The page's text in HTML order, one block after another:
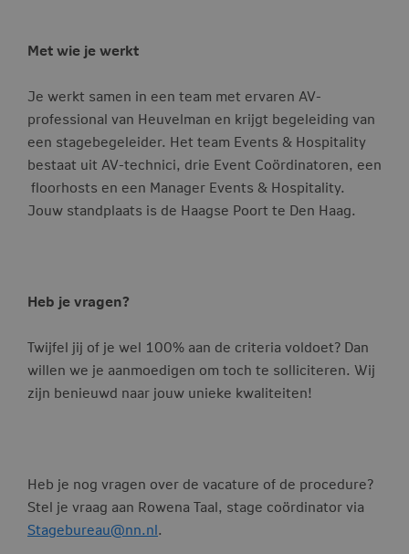
Met wie je werkt
Je werkt samen in een team met ervaren AV-
professional van Heuvelman en krijgt begeleiding van
een stagebegeleider. Het team Events & Hospitality
bestaat uit AV-technici, drie Event Coördinatoren, een
floorhosts en een Manager Events & Hospitality.
Jouw standplaats is de Haagse Poort te Den Haag.
Heb je vragen?
Twijfel jij of je wel 100% aan de criteria voldoet? Dan
willen we je aanmoedigen om toch te solliciteren. Wij
zijn benieuwd naar jouw unieke kwaliteiten!
Heb je nog vragen over de vacature of de procedure?
Stel je vraag aan Rowena Taal, stage coördinator via
Stagebureau@nn.nl.